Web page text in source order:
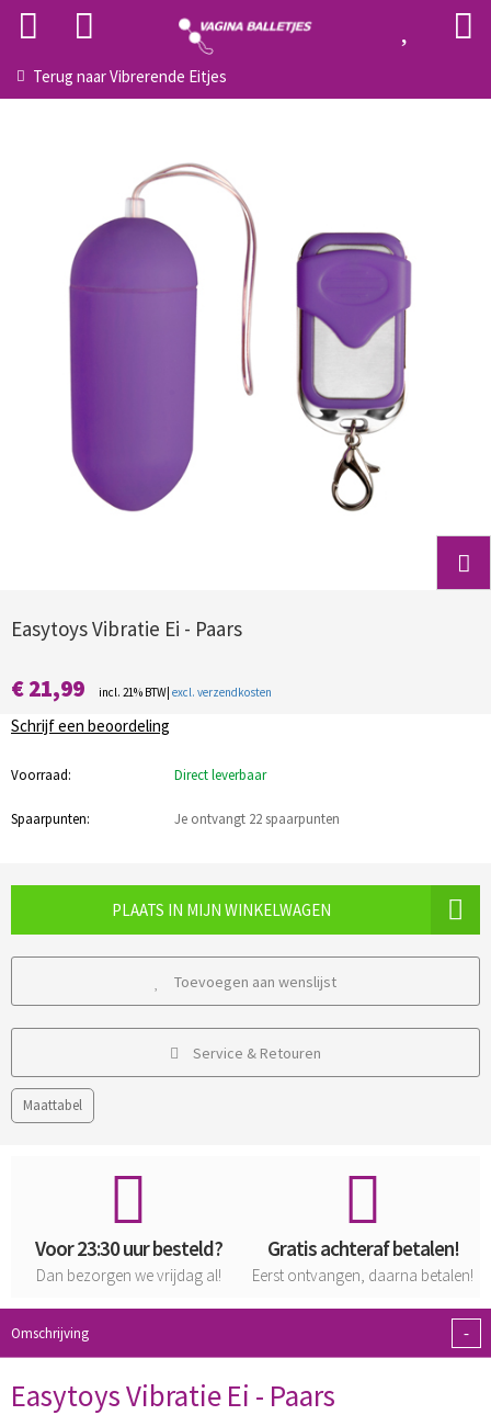
Terug naarVibrerende Eitjes
Easytoys Vibratie Ei - Paars
€ 21,99 incl. 21% BTW| excl. verzendkosten
Schrijf een beoordeling
Voorraad: Direct leverbaar
Spaarpunten: Je ontvangt 22 spaarpunten
PLAATS IN MIJN WINKELWAGEN
Toevoegen aan wenslijst
Service & Retouren
Maattabel
Voor 23:30 uur besteld?
Dan bezorgen we vrijdag al!
Gratis achteraf betalen!
Eerst ontvangen, daarna betalen!
Omschrijving -
Easytoys Vibratie Ei - Paars